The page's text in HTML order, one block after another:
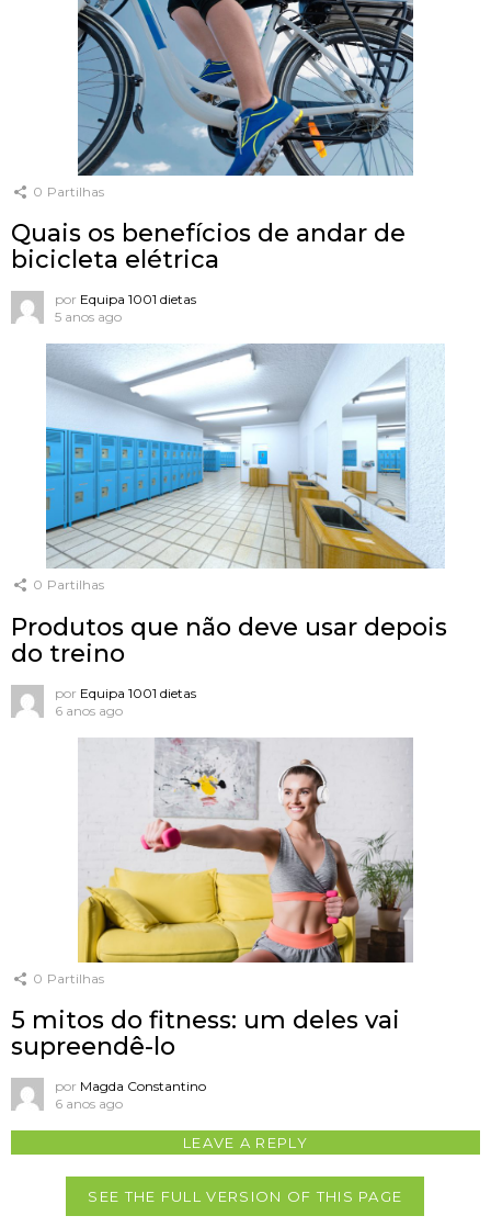
0 Partilhas
Quais os benefícios de andar de
bicicleta elétrica
por Equipa 1001 dietas
5 anos ago
0 Partilhas
Produtos que não deve usar depois
do treino
por Equipa 1001 dietas
6 anos ago
0 Partilhas
5 mitos do fitness: um deles vai
supreendê-lo
por Magda Constantino
6 anos ago
LEAVE A REPLY
SEE THE FULL VERSION OF THIS PAGE